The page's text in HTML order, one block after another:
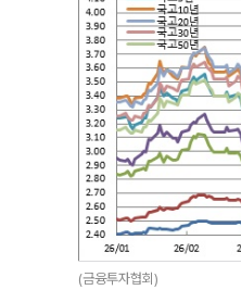
(금융투자협회)